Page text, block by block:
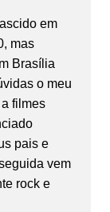
em
mas
Brasília
o meu
filmes
pais e
vem
rock e